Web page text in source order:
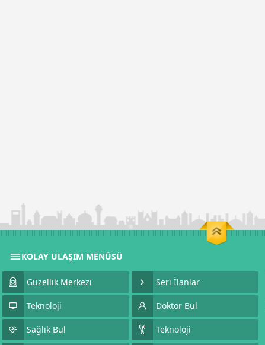
KOLAY ULAŞIM MENÜSÜ
Güzellik Merkezi Seri İlanlar
Teknoloji Doktor Bul
Sağlık Bul Teknoloji